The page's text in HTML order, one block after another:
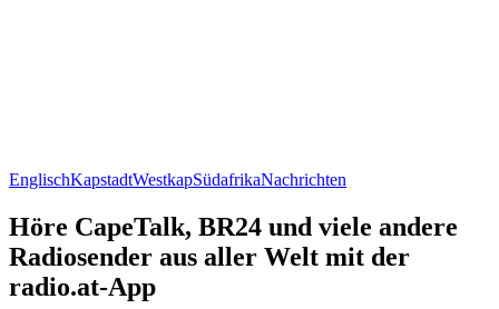
EnglischKapstadtWestkapSüdafrikaNachrichten
Höre CapeTalk, BR24 und viele andere
Radiosender aus aller Welt mit der
radio.at-App